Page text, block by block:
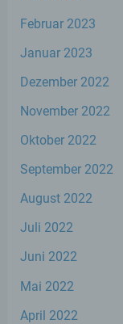
Februar 2023
Januar 2023
Dezember 2022
November 2022
Oktober 2022
September 2022
August 2022
Juli 2022
Juni 2022
Mai 2022
April 2022
Stephan
Deutschland